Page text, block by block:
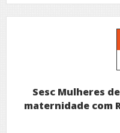
Sesc Mulheres
maternidade com